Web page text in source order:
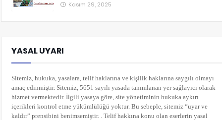
Kasım 29, 2025
YASAL UYARI
Sitemiz, hukuka, yasalara, telif haklarına ve kişilik haklarına saygılı olmayı
amaç edinmiştir. Sitemiz, 5651 sayılı yasada tanımlanan yer sağlayıcı olarak
hizmet vermektedir. İlgili yasaya göre, site yönetiminin hukuka aykırı
içerikleri kontrol etme yükümlülüğü yoktur. Bu sebeple, sitemiz “uyar ve
kaldır” prensibini benimsemiştir. . Telif hakkına konu olan eserlerin yasal